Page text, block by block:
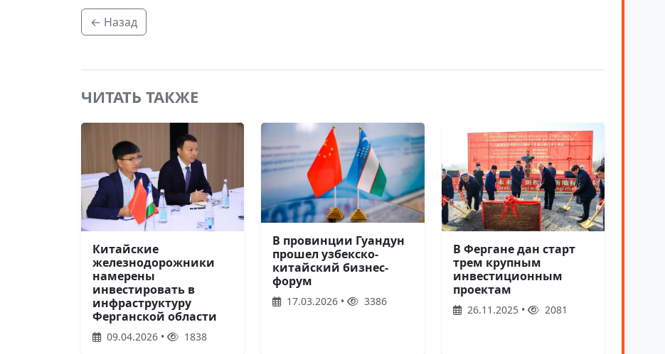
← Назад
ЧИТАТЬ ТАКЖЕ
Китайские
железнодорожники
намерены
инвестировать в
инфраструктуру
Ферганской области
09.04.2026 • 1838
В провинции Гуандун
прошел узбекско-
китайский бизнес-
форум
17.03.2026 • 3386
В Фергане дан старт
трем крупным
инвестиционным
проектам
26.11.2025 • 2081